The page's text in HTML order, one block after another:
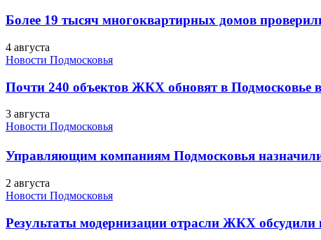
Более 19 тысяч многоквартирных домов
4 августа
Новости Подмосковья
Почти 240 объектов ЖКХ обновят в Подмосковье
3 августа
Новости Подмосковья
Управляющим компаниям Подмосковья
2 августа
Новости Подмосковья
Результаты модернизации отрасли ЖКХ